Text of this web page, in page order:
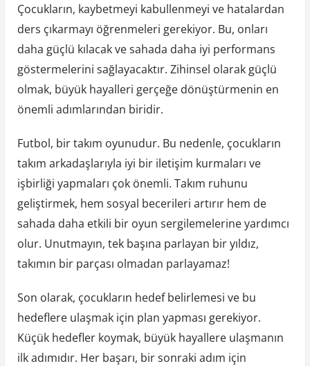
Çocukların, kaybetmeyi kabullenmeyi ve hatalardan
ders çıkarmayı öğrenmeleri gerekiyor. Bu, onları
daha güçlü kılacak ve sahada daha iyi performans
göstermelerini sağlayacaktır. Zihinsel olarak güçlü
olmak, büyük hayalleri gerçeğe dönüştürmenin en
önemli adımlarından biridir.
Futbol, bir takım oyunudur. Bu nedenle, çocukların
takım arkadaşlarıyla iyi bir iletişim kurmaları ve
işbirliği yapmaları çok önemli. Takım ruhunu
geliştirmek, hem sosyal becerileri artırır hem de
sahada daha etkili bir oyun sergilemelerine yardımcı
olur. Unutmayın, tek başına parlayan bir yıldız,
takımın bir parçası olmadan parlayamaz!
Son olarak, çocukların hedef belirlemesi ve bu
hedeflere ulaşmak için plan yapması gerekiyor.
Küçük hedefler koymak, büyük hayallere ulaşmanın
ilk adımıdır. Her başarı, bir sonraki adım için